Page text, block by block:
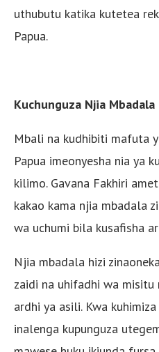
uthubutu katika kutetea
Papua.
Kuchunguza Njia
Mbali na kudhibiti mafuta
Papua imeonyesha nia ya
kilimo. Gavana Fakhiri
kakao kama njia mbadala
wa uchumi bila kusafisha
Njia mbadala hizi
zaidi na uhifadhi wa
ardhi ya asili. Kwa
inalenga kupunguza